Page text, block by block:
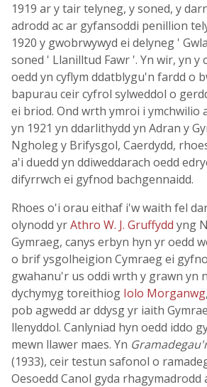
1919 ar y tair telyneg, y soned, y
adrodd ac ar gyfansoddi penillion
1920 y gwobrwywyd ei delyneg '
soned ' Llanilltud Fawr '. Yn wir, yn y
oedd yn cyflym ddatblygu'n fardd o
bapurau ceir cyfrol sylweddol o
ei briod. Ond wrth ymroi i ymchwilio
yn 1921 yn ddarlithydd yn Adran y
Ngholeg y Brifysgol, Caerdydd,
a'i duedd yn ddiweddarach oedd
difyrrwch ei gyfnod bachgennaidd.
Rhoes o'i orau eithaf i'w waith fel
olynodd yrAthro W. J. Gruffydd yng
Gymraeg, canys erbyn hyn yr oedd
o brif ysgolheigion Cymraeg ei
gwahanu'r us oddi wrth y grawn yn
dychymyg toreithiog Iolo Morganwg
pob agwedd ar ddysg yr iaith
llenyddol. Canlyniad hyn oedd iddo
mewn llawer maes. Yn
(1933), ceir testun safonol o
Oesoedd Canol gyda rhagymadrodd